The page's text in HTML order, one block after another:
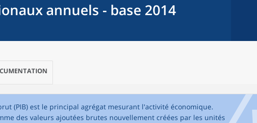
annuels - base 2014
(PIB) est le principal agrégat mesurant l'activité économique.
des valeurs ajoutées brutes nouvellement créées par les unités